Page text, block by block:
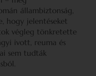
állambiztonság,
hogy jelentéseket
végleg tönkretette
ivott, reuma és
sem tudták